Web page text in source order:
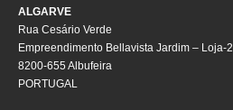
ALGARVE
Rua Cesário Verde
Empreendimento Bellavista Jardim – Loja-2
8200-655 Albufeira
PORTUGAL